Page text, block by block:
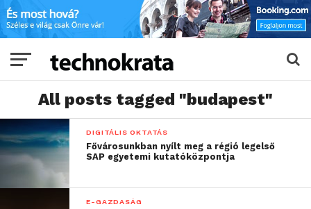
All posts tagged "budapest"
DIGITÁLIS OKTATÁS
Fővárosunkban nyílt meg a régió legelső
SAP egyetemi kutatóközpontja
E-GAZDASÁG